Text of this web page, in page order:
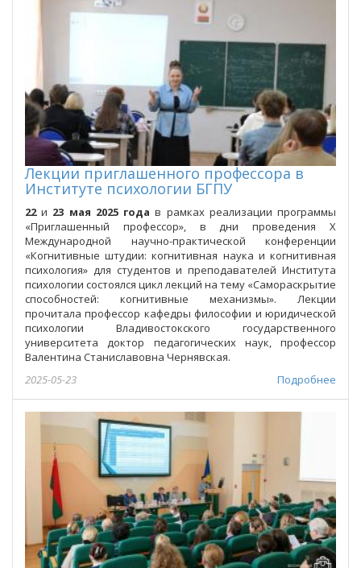
Лекции приглашенного профессора в
Институте психологии БГПУ
22и 23 мая 2025 года в рамках реализации программы
«Приглашенный профессор», в дни проведения Х
Международной научно-практической конференции
«Когнитивные штудии: когнитивная наука и когнитивная
психология» для студентов и преподавателей Института
психологии состоялся цикл лекций на тему «Самораскрытие
способностей: когнитивные механизмы». Лекции
прочитала профессор кафедры философии и юридической
психологии Владивостокского государственного
университета доктор педагогических наук, профессор
Валентина Станиславовна Чернявская.
Подробнее
2025-05-23